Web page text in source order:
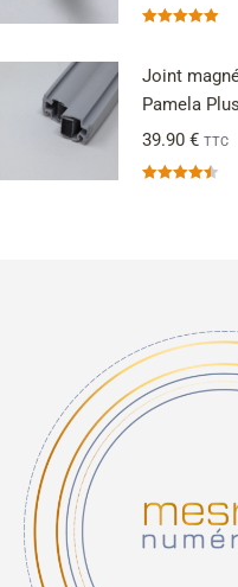
Joint
Pamela
39.90 € TTC